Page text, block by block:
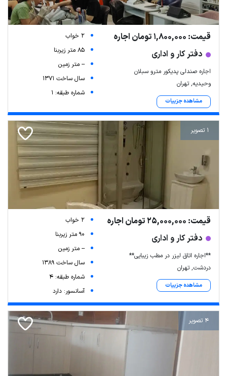
قیمت: 1,800,000 تومان اجاره
دفتر کار و اداری
اجاره صندلی پدیکور مترو سبلان
وحیدیه, تهران
مشاهده جزییات
2 خواب
85 متر زیربنا
-- متر زمین
سال ساخت 1371
شماره طبقه: 1
1 تصویر
قیمت: 25,000,000 تومان اجاره
دفتر کار و اداری
**اجاره اتاق لیزر در مطب زیبایی**
دردشت, تهران
مشاهده جزییات
2 خواب
90 متر زیربنا
-- متر زمین
سال ساخت 1389
شماره طبقه: 4
آسانسور: دارد
4 تصویر